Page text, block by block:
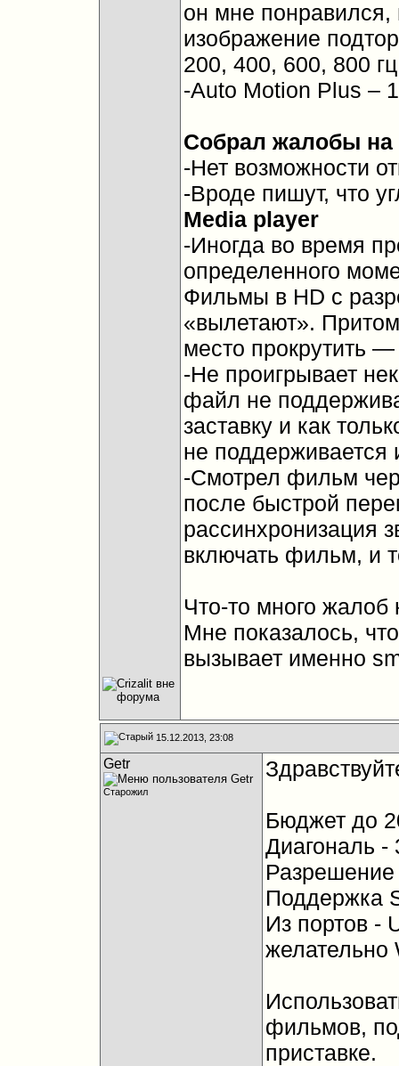
он мне
изображение
200, 400, 600, 800
-Auto Motion Plus –
Собрал жалобы на
-Нет возможности
-Вроде пишут, что
Media player
-Иногда во время
определенного
Фильмы в HD с
«вылетают».
место прокрутить
-Не проигрывает
файл не
заставку и как
не поддерживается
-Смотрел фильм
после быстрой
рассинхронизация
включать фильм, и
Что-то много
Мне показалось,
вызывает именно
15.12.2013, 23:08
Getr
Старожил
Бюджет до
Диагональ
Поддержка
Из портов -
желательно
фильмов,
приставке.